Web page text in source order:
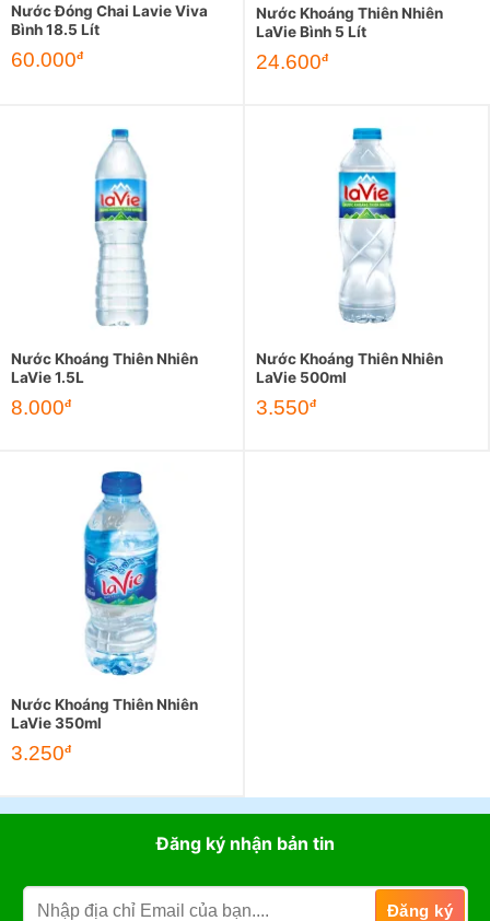
Nước Đóng Chai Lavie Viva
Bình 18.5 Lít
60.000đ
Nước Khoáng Thiên Nhiên
LaVie Bình 5 Lít
24.600đ
Nước Khoáng Thiên Nhiên
LaVie 1.5L
8.000đ
Nước Khoáng Thiên Nhiên
LaVie 500ml
3.550đ
Nước Khoáng Thiên Nhiên
LaVie 350ml
3.250đ
Đăng ký nhận bản tin